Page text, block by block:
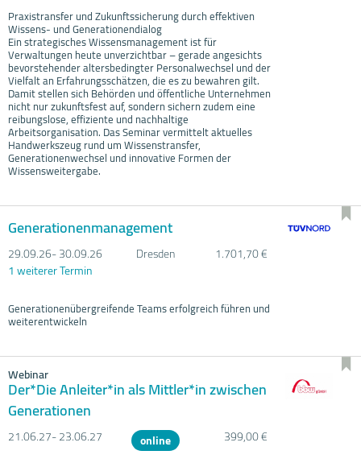
Praxistransfer und Zukunftssicherung durch effektiven
Wissens- und Generationendialog
Ein strategisches Wissensmanagement ist für
Verwaltungen heute unverzichtbar – gerade angesichts
bevorstehender altersbedingter Personalwechsel und der
Vielfalt an Erfahrungsschätzen, die es zu bewahren gilt.
Damit stellen sich Behörden und öffentliche Unternehmen
nicht nur zukunftsfest auf, sondern sichern zudem eine
reibungslose, effiziente und nachhaltige
Arbeitsorganisation. Das Seminar vermittelt aktuelles
Handwerkszeug rund um Wissenstransfer,
Generationenwechsel und innovative Formen der
Wissensweitergabe.
Generationenmanagement
29.09.26- 30.09.26 Dresden
1.701,70 €
1 weiterer Termin
Generationenübergreifende Teams erfolgreich führen und
weiterentwickeln
Webinar
Der*Die Anleiter*in als Mittler*in zwischen
Generationen
21.06.27- 23.06.27 online 399,00 €